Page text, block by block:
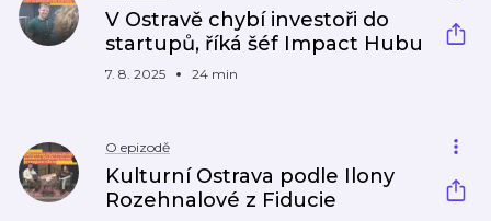
V Ostravě chybí investoři do
startupů, říká šéf Impact Hubu
7. 8. 2025 24 min
O epizodě
Kulturní Ostrava podle Ilony
Rozehnalové z Fiducie